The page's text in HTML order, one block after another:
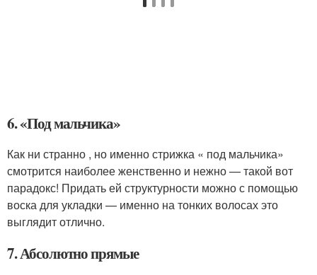
6. «Под мальчика»
Как ни странно , но именно стрижка « под мальчика»
смотрится наиболее женственно и нежно — такой вот
парадокс! Придать ей структурности можно с помощью
воска для укладки — именно на тонких волосах это
выглядит отлично.
7. Абсолютно прямые